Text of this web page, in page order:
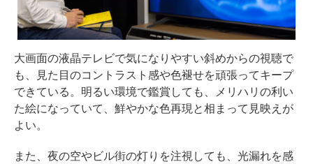
大画面の液晶テレビで気になりやすい斜めからの視聴で
も、見た目のコントラスト感や色褪せを頑張ってキープ
できている。明るい環境で鑑賞しても、メリハリの利い
た絵になっていて、鮮やかな色再現と相まって見映えが
よい。
また、夜の空やビル街の灯りを注視しても、光漏れを感